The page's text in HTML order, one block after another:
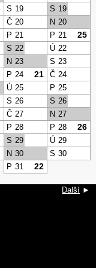
S 19 S 19
Č 20 N 20
P 21 P 21 25
S 22 Ú 22
N 23 S 23
P 24 21 Č 24
Ú 25 P 25
S 26 S 26
Č 27 N 27
P 28 P 28 26
S 29 Ú 29
N 30 S 30
P 31 22
Další ►